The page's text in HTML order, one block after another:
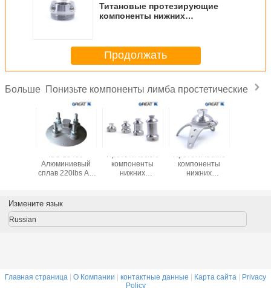
Титановые протезирующие
компоненты нижних
Продолжать
Больше Понизьте компоненты лимба простетические
Алюминиевый
сплав 220lbs AK
компоненты
нижних
компоненты
нижних
(пирамидальный)
Измените язык
Russian
Главная страница | О Компании | контактные данные | Карта сайта | Privacy
Policy